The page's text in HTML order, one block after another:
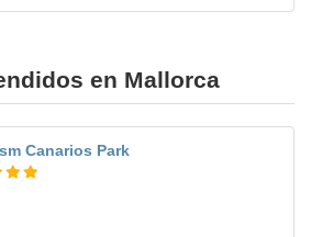
en Mallorca
Canarios Park